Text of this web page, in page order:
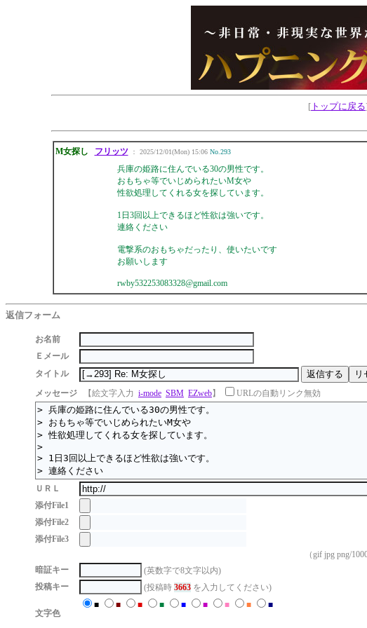
[ トップに戻る
M女探し フリッツ： 2025/12/01(Mon) 15:06 No.293
兵庫の姫路に住んでいる30の男性です。
おもちゃ等でいじめられたいM女や
性欲処理してくれる女を探しています。
1日3回以上できるほど性欲は強いです。
連絡ください
電撃系のおもちゃだったり、使いたいです
お願いします
rwby532253083328@gmail.com
返信フォーム
お名前
Ｅメール
タイトル
メッセージ
【絵文字入力 i-mode SBM EZweb】 URLの自動リンク無効
ＵＲＬ
添付File1
添付File2
添付File3
（gif jpg png/
暗証キー
(英数字で8文字以内)
投稿キー
(投稿時 3663 を入力してください)
文字色
■ ■ ■ ■ ■ ■ ■ ■ ■